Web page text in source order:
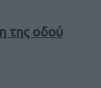
της οδού